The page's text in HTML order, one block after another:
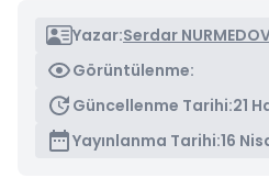
Yazar:Serdar
Görüntülenme:
Güncellenme Tarihi:21
Yayınlanma Tarihi:16